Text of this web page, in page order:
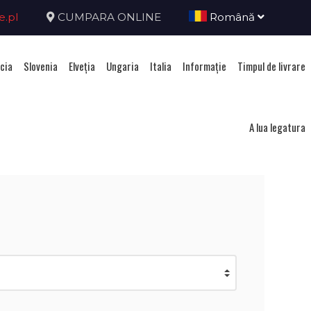
CUMPARA ONLINE Română
Slovenia Elveţia Ungaria Italia Informație Timpul de livrare
A lua legatura